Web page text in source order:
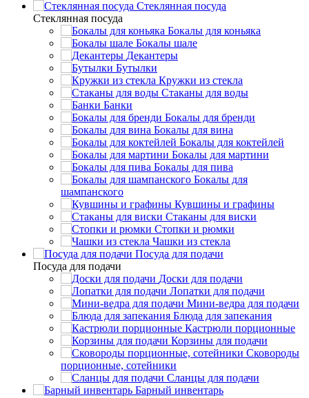
Стеклянная посуда
Стеклянная посуда
Бокалы для коньяка
Бокалы шале
Декантеры
Бутылки
Кружки из стекла
Стаканы для воды
Банки
Бокалы для бренди
Бокалы для вина
Бокалы для коктейлей
Бокалы для мартини
Бокалы для пива
Бокалы для
шампанского
Кувшины и графины
Стаканы для виски
Стопки и рюмки
Чашки из стекла
Посуда для подачи
Посуда для подачи
Доски для подачи
Лопатки для подачи
Мини-ведра для подачи
Блюда для запекания
Кастрюли порционные
Корзины для подачи
Сковороды
порционные, сотейники
Сланцы для подачи
Барный инвентарь